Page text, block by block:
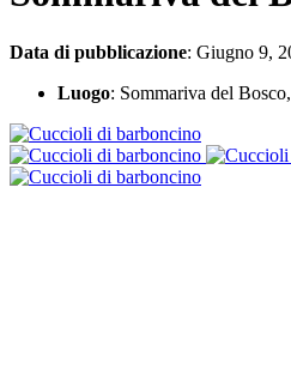
Data di pubblicazione: Giugno 9,
Luogo: Sommariva del